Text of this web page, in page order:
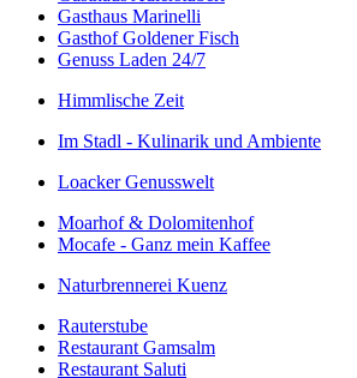
Gasthaus Marinelli
Gasthof Goldener Fisch
Genuss Laden 24/7
Himmlische Zeit
Im Stadl - Kulinarik und Ambiente
Loacker Genusswelt
Moarhof & Dolomitenhof
Mocafe - Ganz mein Kaffee
Naturbrennerei Kuenz
Rauterstube
Restaurant Gamsalm
Restaurant Saluti